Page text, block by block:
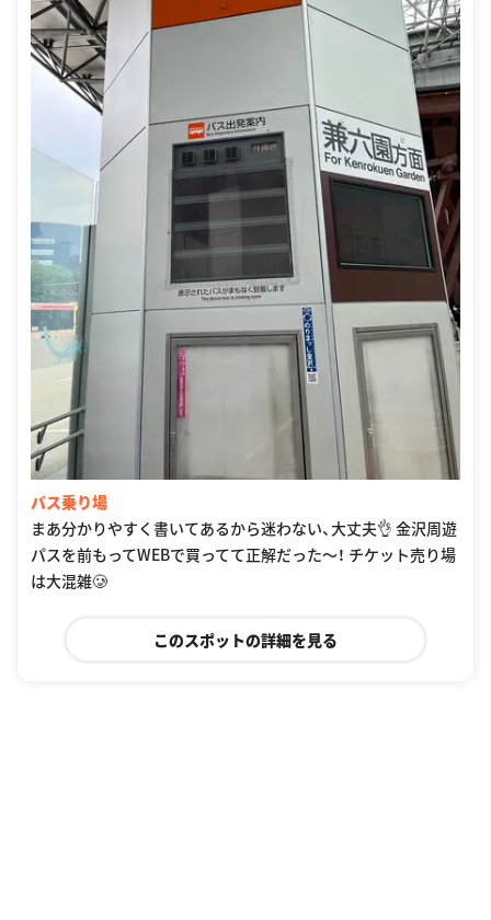
バス乗り場
まあ分かりやすく書いてあるから迷わない、大丈夫👌 金沢周遊
パスを前もってWEBで買ってて正解だった〜！ チケット売り場
は大混雑🥲
このスポットの詳細を見る